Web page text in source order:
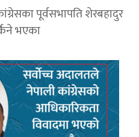
पूर्वसभापति शेरबहादुर
भएका